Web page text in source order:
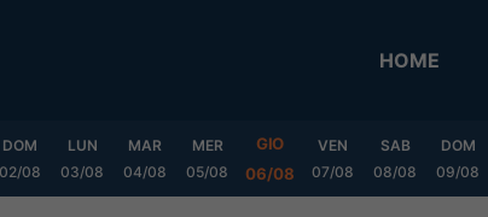
HOME
DOM
02/08
LUN
03/08
MAR
04/08
MER
05/08
GIO
06/08
VEN
07/08
SAB
08/08
DOM
09/08